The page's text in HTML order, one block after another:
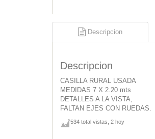
Descripcion
Descripcion
CASILLA RURAL USADA
MEDIDAS 7 X 2.20 mts
DETALLES A LA VISTA,
FALTAN EJES CON RUEDAS.
534 total vistas, 2 hoy